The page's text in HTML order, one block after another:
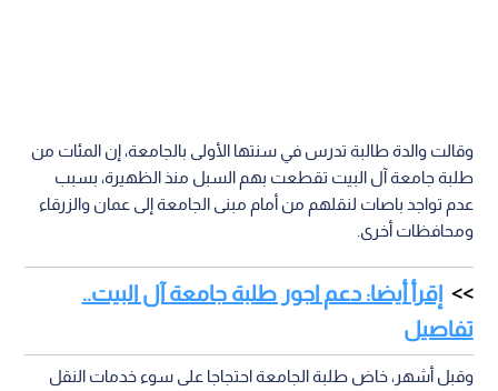
وقالت والدة طالبة تدرس في سنتها الأولى بالجامعة، إن المئات من
طلبة جامعة آل البيت تقطعت بهم السبل منذ الظهيرة، بسبب
عدم تواجد باصات لنقلهم من أمام مبنى الجامعة إلى عمان والزرقاء
ومحافظات أخرى.
إقرأ أيضا: دعم اجور طلبة جامعة آل البيت..
تفاصيل
وقبل أشهر، خاض طلبة الجامعة احتجاجا على سوء خدمات النقل